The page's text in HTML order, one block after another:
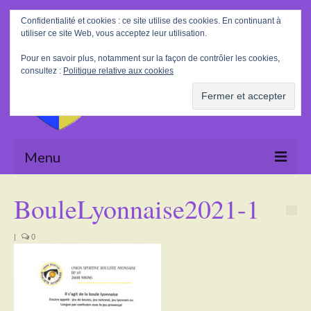
Rechercher
:
Menu
La Mairie
Tourisme
BouleLyonnaise2021-1
| 0
Confidentialité et cookies : ce site utilise des cookies. En continuant à
utiliser ce site Web, vous acceptez leur utilisation.
Pour en savoir plus, notamment sur la façon de contrôler les cookies,
consultez : Politique relative aux cookies